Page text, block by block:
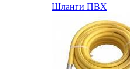
Шланги ПВХ